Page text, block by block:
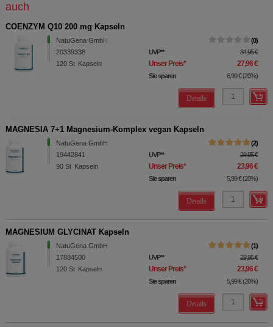
auch
COENZYM Q10 200 mg Kapseln
NatuGena GmbH
20339338
120 St Kapseln
0
UVP** 34,95 €
Unser Preis* 27,96 €
Sie sparen 6,99 € (20%)
Details
MAGNESIA 7+1 Magnesium-Komplex vegan Kapseln
NatuGena GmbH
19442841
90 St Kapseln
2
UVP** 29,95 €
Unser Preis* 23,96 €
Sie sparen 5,99 € (20%)
Details
MAGNESIUM GLYCINAT Kapseln
NatuGena GmbH
17884500
120 St Kapseln
1
UVP** 29,95 €
Unser Preis* 23,96 €
Sie sparen 5,99 € (20%)
Details